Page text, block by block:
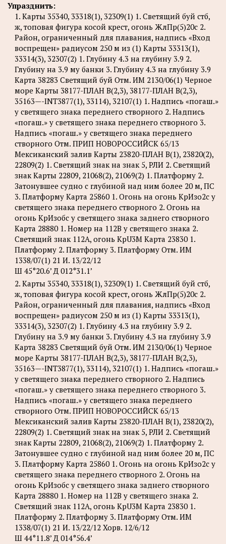
Упразднить:
1. Карты 35340, 33318(1), 32309(1) 1. Светящий буй стб,
ж, топовая фигура косой крест, огонь ЖлПр(5)20с 2.
Район, ограниченный для плавания, надпись «Вход
воспрещен» радиусом 250 м из (1) Карты 33313(1),
33314(3), 32307(2) 1. Глубину 4.3 на глубину 3.9 2.
Глубину на 3.9 му банки 3. Глубину 4.3 на глубину 3.9
Карта 38283 Светящий буй Отм. ИМ 2130/06(1) Черное
море Карты 38177-ПЛАН B(2,3), 38177-ПЛАН B(2,3),
35163—-INT3877(1), 33114), 32107(1) 1. Надпись «погаш.»
у светящего знака переднего створного 2. Надпись
«погаш.» у светящего знака переднего створного 3.
Надпись «погаш.» у светящего знака переднего
створного Отм. ПРИП НОВОРОССИЙСК 65/13
Мексиканский залив Карты 23820-ПЛАН B(1), 23820(2),
22809(2) 1. Светящий знак на знак 5, РЛИ 2. Светящий
знак Карты 22809, 21068(2), 21069(2) 1. Платформу 2.
Затонувшее судно с глубиной над ним более 20 м, ПС
3. Платформу Карта 25860 1. Огонь на огонь КрИзо2с у
светящего знака переднего створного 2. Огонь на
огонь КрИзобс у светящего знака заднего створного
Карта 28880 1. Номер на 112B у светящего знака 2.
Светящий знак 112A, огонь KpU3M Карта 23830 1.
Платформу 2. Платформу 3. Платформу Отм. ИМ
1338/07(1) 21 И. 13/22/12
Ш 45°20.6’ Д 012°31.1’
2. Карты 35340, 33318(1), 32309(1) 1. Светящий буй стб,
ж, топовая фигура косой крест, огонь ЖлПр(5)20с 2.
Район, ограниченный для плавания, надпись «Вход
воспрещен» радиусом 250 м из (1) Карты 33313(1),
33314(3), 32307(2) 1. Глубину 4.3 на глубину 3.9 2.
Глубину на 3.9 му банки 3. Глубину 4.3 на глубину 3.9
Карта 38283 Светящий буй Отм. ИМ 2130/06(1) Черное
море Карты 38177-ПЛАН B(2,3), 38177-ПЛАН B(2,3),
35163—-INT3877(1), 33114), 32107(1) 1. Надпись «погаш.»
у светящего знака переднего створного 2. Надпись
«погаш.» у светящего знака переднего створного 3.
Надпись «погаш.» у светящего знака переднего
створного Отм. ПРИП НОВОРОССИЙСК 65/13
Мексиканский залив Карты 23820-ПЛАН B(1), 23820(2),
22809(2) 1. Светящий знак на знак 5, РЛИ 2. Светящий
знак Карты 22809, 21068(2), 21069(2) 1. Платформу 2.
Затонувшее судно с глубиной над ним более 20 м, ПС
3. Платформу Карта 25860 1. Огонь на огонь КрИзо2с у
светящего знака переднего створного 2. Огонь на
огонь КрИзобс у светящего знака заднего створного
Карта 28880 1. Номер на 112B у светящего знака 2.
Светящий знак 112A, огонь KpU3M Карта 23830 1.
Платформу 2. Платформу 3. Платформу Отм. ИМ
1338/07(1) 21 И. 13/22/12 Хорв. 12/6/12
Ш 44°11.8’ Д 014°56.4’